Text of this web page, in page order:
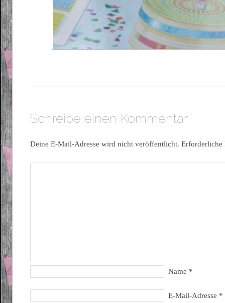
Schreibe einen Kommentar
Deine E-Mail-Adresse wird nicht veröffentlicht.
Name *
E-Mail-Adresse *